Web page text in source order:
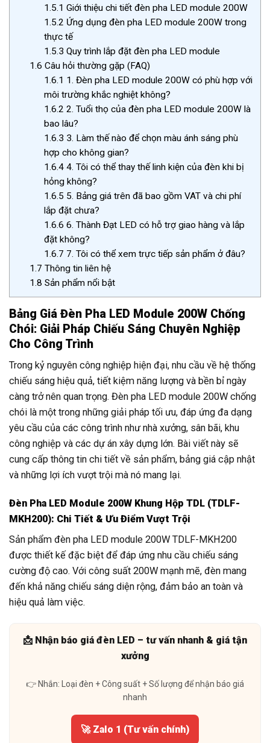
1.5.1 Giới thiệu chi tiết đèn pha LED module 200W
1.5.2 Ứng dụng đèn pha LED module 200W trong
thực tế
1.5.3 Quy trình lắp đặt đèn pha LED module
1.6 Câu hỏi thường gặp (FAQ)
1.6.1 1. Đèn pha LED module 200W có phù hợp với
môi trường khắc nghiệt không?
1.6.2 2. Tuổi thọ của đèn pha LED module 200W là
bao lâu?
1.6.3 3. Làm thế nào để chọn màu ánh sáng phù
hợp cho không gian?
1.6.44. Tôi có thể thay thế linh kiện của đèn khi bị
hỏng không?
1.6.5 5. Bảng giá trên đã bao gồm VAT và chi phí
lắp đặt chưa?
1.6.6 6. Thành Đạt LED có hỗ trợ giao hàng và lắp
đặt không?
1.6.7 7. Tôi có thể xem trực tiếp sản phẩm ở đâu?
1.7 Thông tin liên hệ
1.8 Sản phẩm nổi bật
Bảng Giá Đèn Pha LED Module 200W Chống
Chói: Giải Pháp Chiếu Sáng Chuyên Nghiệp
Cho Công Trình
Trong kỷ nguyên công nghiệp hiện đại, nhu cầu về hệ thống
chiếu sáng hiệu quả, tiết kiệm năng lượng và bền bỉ ngày
càng trở nên quan trọng. Đèn pha LED module 200W chống
chói là một trong những giải pháp tối ưu, đáp ứng đa dạng
yêu cầu của các công trình như nhà xưởng, sân bãi, khu
công nghiệp và các dự án xây dựng lớn. Bài viết này sẽ
cung cấp thông tin chi tiết về sản phẩm, bảng giá cập nhật
và những lợi ích vượt trội mà nó mang lại.
Đèn Pha LED Module 200W Khung Hộp TDL (TDLF-
MKH200): Chi Tiết & Ưu Điểm Vượt Trội
Sản phẩm đèn pha LED module 200W TDLF-MKH200
được thiết kế đặc biệt để đáp ứng nhu cầu chiếu sáng
cường độ cao. Với công suất 200W mạnh mẽ, đèn mang
đến khả năng chiếu sáng diện rộng, đảm bảo an toàn và
hiệu quả làm việc.
📩 Nhận báo giá đèn LED – tư vấn nhanh & giá tận
xưởng
👉 Nhắn: Loại đèn + Công suất + Số lượng để nhận báo giá
nhanh
🚀 Zalo 1 (Tư vấn chính)